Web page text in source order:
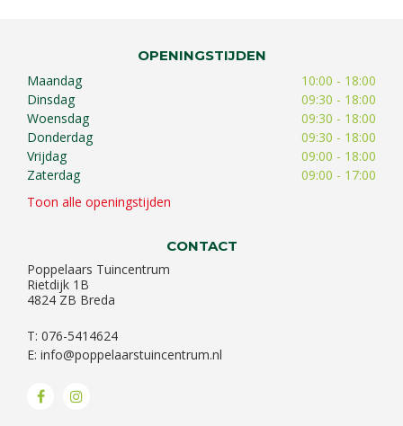
OPENINGSTIJDEN
Maandag
10:00 - 18:00
Dinsdag
09:30 - 18:00
Woensdag
09:30 - 18:00
Donderdag
09:30 - 18:00
Vrijdag
09:00 - 18:00
Zaterdag
09:00 - 17:00
Toon alle openingstijden
CONTACT
Poppelaars Tuincentrum
Rietdijk 1B
4824 ZB Breda
T: 076-5414624
E: info@poppelaarstuincentrum.nl